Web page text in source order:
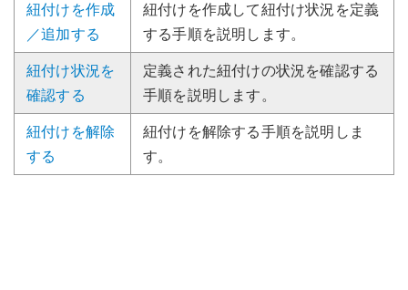
紐付けを作成
／追加する
紐付けを作成して紐付け状況を定義
する手順を説明します。
紐付け状況を
確認する
定義された紐付けの状況を確認する
手順を説明します。
紐付けを解除
する
紐付けを解除する手順を説明しま
す。